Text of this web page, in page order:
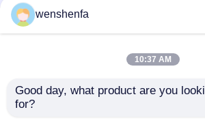
뉴스
고품질의 D13 크랜크
wenshenfa
10:37 AM
Good day, what product are you
for?